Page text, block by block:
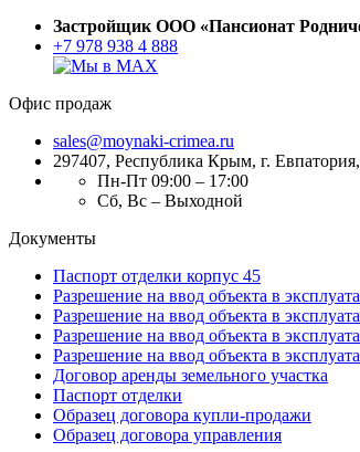
Застройщик ООО «Пансионат
+7 978 938 4 888
Офис продаж
sales@moynaki-crimea.ru
297407, Республика Крым, г.
Пн-Пт 09:00 – 17:00
Сб, Вс – Выходной
Документы
Паспорт отделки корпус 45
Разрешение на ввод объекта в
Разрешение на ввод объекта в
Разрешение на ввод объекта в
Разрешение на ввод объекта в
Договор аренды земельного участка
Паспорт отделки
Образец договора купли-продажи
Образец договора управления